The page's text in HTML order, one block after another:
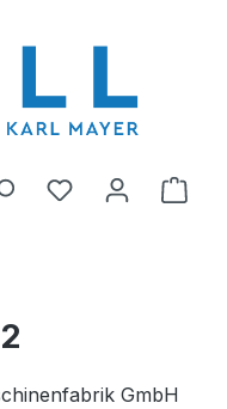
Hai 0 articoliIl
GmbH